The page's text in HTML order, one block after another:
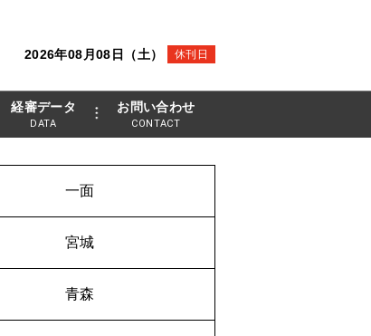
2026年08月08日（土） 休刊日
経審データ
DATA
お問い合わせ
CONTACT
一面
宮城
青森